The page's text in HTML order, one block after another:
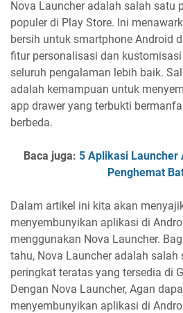
Nova Launcher adalah salah satu
populer di Play Store. Ini
bersih untuk smartphone Android
fitur personalisasi dan
seluruh pengalaman lebih baik.
adalah kemampuan untuk
app drawer yang terbukti
berbeda.
Baca juga: 5 Aplikasi Launcher
Penghemat
Dalam artikel ini kita akan
menyembunyikan aplikasi di
menggunakan Nova Launcher.
tahu, Nova Launcher adalah
peringkat teratas yang tersedia di
Dengan Nova Launcher, Agan
menyembunyikan aplikasi di